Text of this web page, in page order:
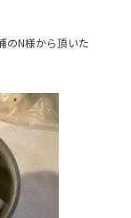
のN様から頂いた